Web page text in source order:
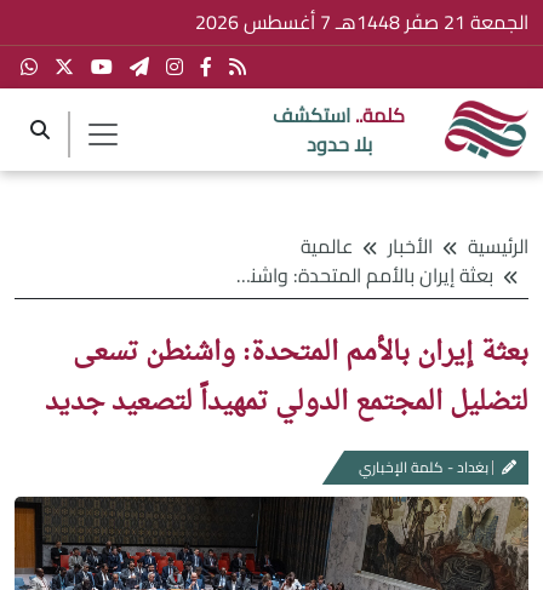
الجمعة 21 صفَر 1448هـ 7 أغسطس 2026
كلمة..استكشف
بلا حدود
الرئيسية الأخبار
عالمية
بعثة إيران بالأمم المتحدة: واشنطن تسعى لتضليل المجتمع الدولي تمهيداً لتصعيد جديد
بعثة إيران بالأمم المتحدة: واشنطن تسعى
لتضليل المجتمع الدولي تمهيداً لتصعيد جديد
بغداد - كلمة الإخباري